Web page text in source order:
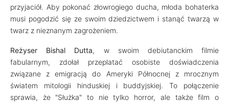
przyjaciół. Aby pokonać złowrogiego ducha, młoda bohaterka
musi pogodzić się ze swoim dziedzictwem i stanąć twarzą w
twarz z nieznanym zagrożeniem.
Reżyser Bishal Dutta, w swoim debiutanckim filmie
fabularnym, zdołał przeplatać osobiste doświadczenia
związane z emigracją do Ameryki Północnej z mrocznym
światem mitologii hinduskiej i buddyjskiej. To połączenie
sprawia, że "Służka" to nie tylko horror, ale także film o